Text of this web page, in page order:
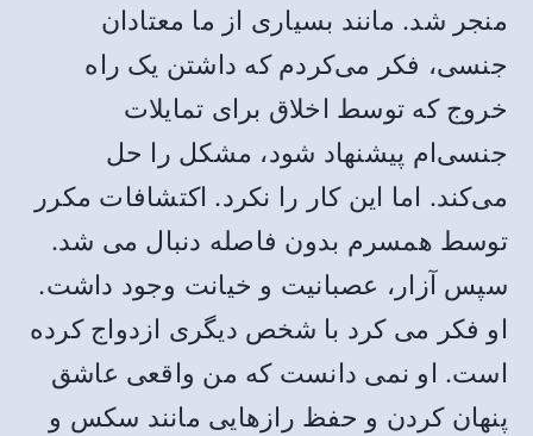
منجر شد. مانند بسیاری از ما معتادان
جنسی، فکر می‌کردم که داشتن یک راه
خروج که توسط اخلاق برای تمایلات
جنسی‌ام پیشنهاد شود، مشکل را حل
می‌کند. اما این کار را نکرد. اکتشافات مکرر
توسط همسرم بدون فاصله دنبال می شد.
سپس آزار، عصبانیت و خیانت وجود داشت.
او فکر می کرد با شخص دیگری ازدواج کرده
است. او نمی دانست که من واقعی عاشق
پنهان کردن و حفظ رازهایی مانند سکس و